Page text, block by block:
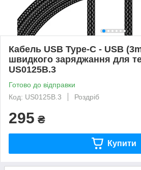
Кабель USB Type-C - USB
швидкого заряджання для
US0125B.3
Готово до відправки
Код: US0125B.3
Роздріб
295 ₴
Купити